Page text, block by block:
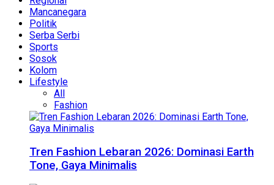
Mancanegara
Politik
Serba Serbi
Sports
Sosok
Kolom
Lifestyle
All
Fashion
Tren Fashion Lebaran 2026: Dominasi Earth
Tone, Gaya Minimalis